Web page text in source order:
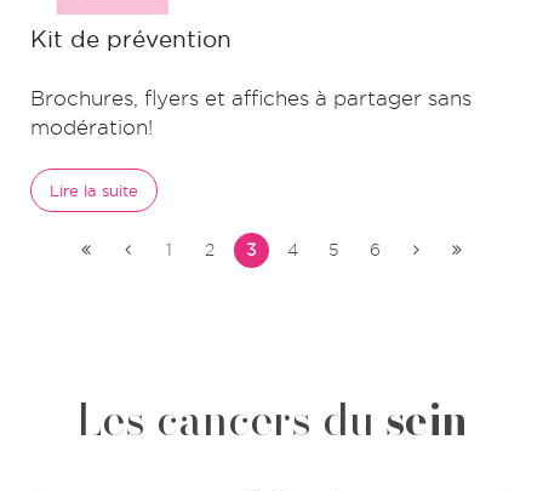
Kit de prévention
Brochures, flyers et affiches à partager sans
modération!
Lire la suite
1 2 3 4 5 6
Les cancers du sein